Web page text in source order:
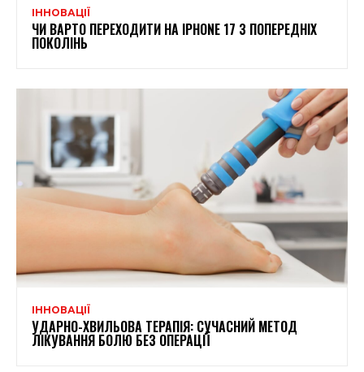
ІННОВАЦІЇ
ЧИ ВАРТО ПЕРЕХОДИТИ НА IPHONE 17 З ПОПЕРЕДНІХ
ПОКОЛІНЬ
ІННОВАЦІЇ
УДАРНО-ХВИЛЬОВА ТЕРАПІЯ: СУЧАСНИЙ МЕТОД
ЛІКУВАННЯ БОЛЮ БЕЗ ОПЕРАЦІЇ